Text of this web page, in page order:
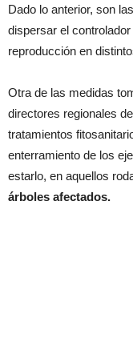
Dado lo anterior, son
dispersar el
reproducción en
Otra de las medidas
directores regionales
tratamientos
enterramiento de los
estarlo, en aquellos
árboles afectados.